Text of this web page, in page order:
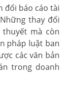
đổi báo cáo tài
thay đổi
mà còn
pháp luật ban
các văn bản
trong doanh